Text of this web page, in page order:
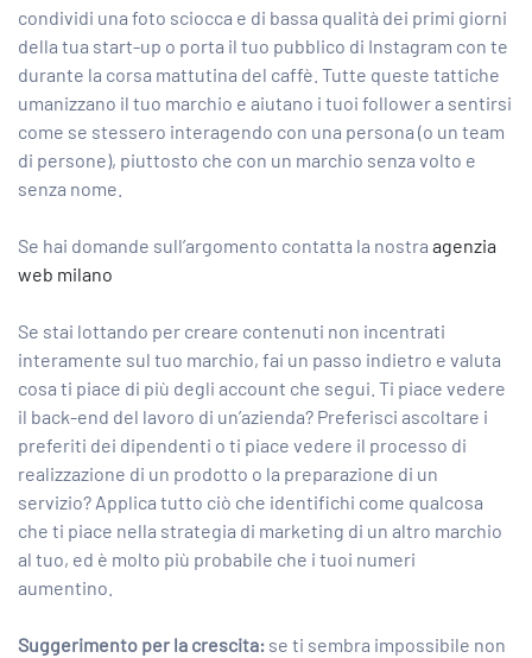
condividi una foto sciocca e di bassa qualità dei primi giorni
della tua start-up o porta il tuo pubblico di Instagram con te
durante la corsa mattutina del caffè. Tutte queste tattiche
umanizzano il tuo marchio e aiutano i tuoi follower a sentirsi
come se stessero interagendo con una persona (o un team
di persone), piuttosto che con un marchio senza volto e
senza nome.
Se hai domande sull’argomento contatta la nostra agenzia
web milano
Se stai lottando per creare contenuti non incentrati
interamente sul tuo marchio, fai un passo indietro e valuta
cosa ti piace di più degli account che segui. Ti piace vedere
il back-end del lavoro di un’azienda? Preferisci ascoltare i
preferiti dei dipendenti o ti piace vedere il processo di
realizzazione di un prodotto o la preparazione di un
servizio? Applica tutto ciò che identifichi come qualcosa
che ti piace nella strategia di marketing di un altro marchio
al tuo, ed è molto più probabile che i tuoi numeri
aumentino.
Suggerimento per la crescita: se ti sembra impossibile non